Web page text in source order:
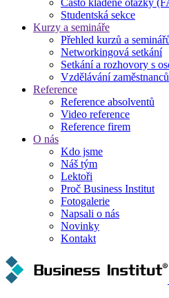
Často kladené otázky
Studentská sekce
Kurzy a semináře
Přehled kurzů a
Networkingová setkání
Setkání a rozhovory s
Vzdělávání zaměstnanců
Reference
Reference absolventů
Video reference
Reference firem
O nás
Kdo jsme
Náš tým
Lektoři
Proč Business Institut
Fotogalerie
Napsali o nás
Novinky
Kontakt